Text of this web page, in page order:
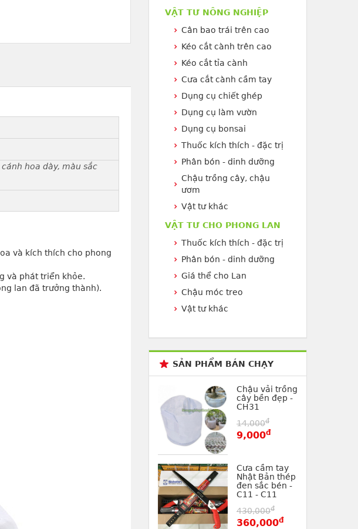
hoa dày, màu sắc
và kích thích cho phong
và phát triển khỏe.
lan đã trưởng thành).
VẬT TƯ NÔNG NGHIỆP
Cân bao trái trên cao
Kéo cắt cành trên cao
Kéo cắt tỉa cành
Cưa cắt cành cầm tay
Dụng cụ chiết ghép
Dụng cụ làm vườn
Dụng cụ bonsai
Thuốc kích thích - đặc trị
Phân bón - dinh dưỡng
Chậu trồng cây, chậu
ươm
Vật tư khác
VẬT TƯ CHO PHONG LAN
Thuốc kích thích - đặc trị
Phân bón - dinh dưỡng
Giá thể cho Lan
Chậu móc treo
Vật tư khác
SẢN PHẨM BÁN CHẠY
Chậu vải trồng
cây bền đẹp -
CH31
14,000đ
9,000đ
Cưa cầm tay
Nhật Bản thép
đen sắc bén -
C11 - C11
430,000đ
360,000đ